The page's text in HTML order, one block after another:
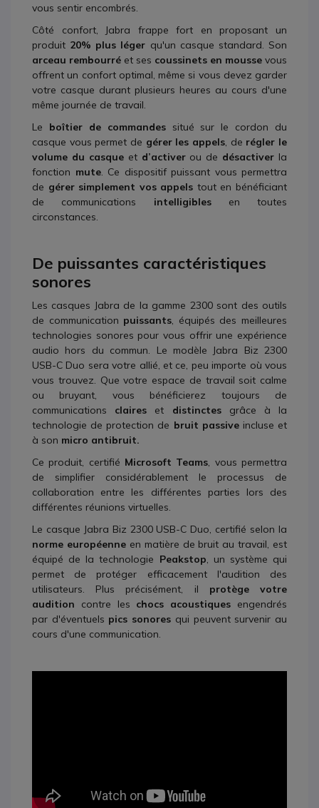
vous sentir encombrés.
Côté confort, Jabra frappe fort en proposant un
produit 20% plus léger qu'un casque standard. Son
arceau rembourré et ses coussinets en mousse vous
offrent un confort optimal, même si vous devez garder
votre casque durant plusieurs heures au cours d'une
même journée de travail.
Le boîtier de commandessitué sur le cordon du
casque vous permet de gérer les appels , de régler le
volume du casqueet d’activerou de désactiver la
fonction mute. Ce dispositif puissant vous permettra
de gérer simplement vos appels tout en bénéficiant
de communications intelligiblesen toutes
circonstances.
De puissantes caractéristiques
sonores
Les casques Jabra de la gamme 2300 sont des outils
de communication puissants , équipés des meilleures
technologies sonores pour vous offrir une expérience
audio hors du commun. Le modèle Jabra Biz 2300
USB-C Duo sera votre allié, et ce, peu importe où vous
vous trouvez. Que votre espace de travail soit calme
ou bruyant, vous bénéficierez toujours de
communications claires et distinctesgrâce à la
technologie de protection de bruit passiveincluse et
à son micro antibruit.
Ce produit, certifié Microsoft Teams , vous permettra
de simplifier considérablement le processus de
collaboration entre les différentes parties lors des
différentes réunions virtuelles.
Le casque Jabra Biz 2300 USB-C Duo, certifié selon la
norme européenneen matière de bruit au travail, est
équipé de la technologie Peakstop , un système qui
permet de protéger efficacement l'audition des
utilisateurs. Plus précisément, il protège votre
audition contre les chocs acoustiques engendrés
par d'éventuels pics sonores qui peuvent survenir au
cours d'une communication.